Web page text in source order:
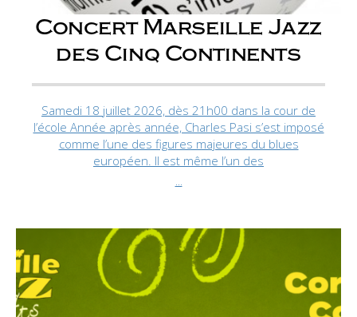
Concert Marseille Jazz
des Cinq Continents
Samedi 18 juillet 2026, dès 21h00 dans la cour de
l’école Année après année, Charles Pasi s’est imposé
comme l’une des figures majeures du blues
européen. Il est même l’un des
...